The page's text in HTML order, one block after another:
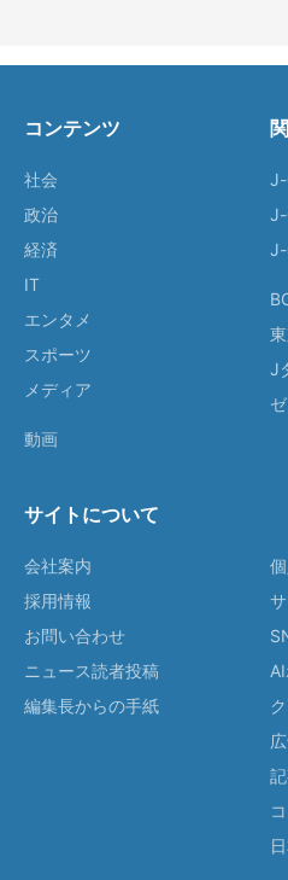
コンテンツ
社会
政治
経済
IT
エンタメ
スポーツ
メディア
動画
J-
J-
J-
J
サイトについて
会社案内
採用情報
お問い合わせ
ニュース読者投稿
編集長からの手紙